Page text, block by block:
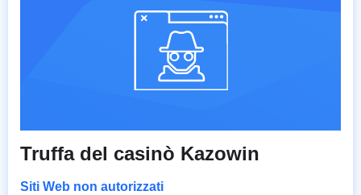
Truffa del casinò Kazowin
Siti Web non autorizzati